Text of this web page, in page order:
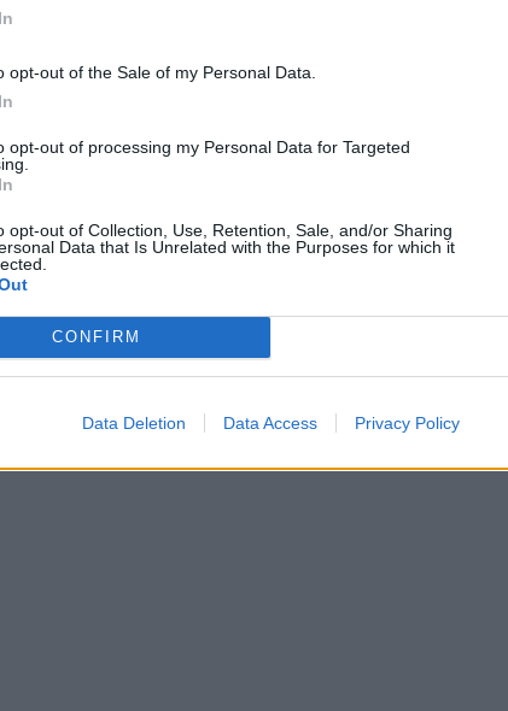
opt-out of the Sale of my Personal Data.
opt-out of processing my Personal Data for Targeted
opt-out of Collection, Use, Retention, Sale, and/or Sharing
Data that Is Unrelated with the Purposes for which it
CONFIRM
Data Deletion Data Access Privacy Policy
βραχιολάκι,έπειτα από τέσσερις μήνες
του ευρωκοινοβουλίου, Σβεν Μαρί
τι έπεται μετά την αποφυλάκιση της Εύας
της με το ηλεκτρονικό